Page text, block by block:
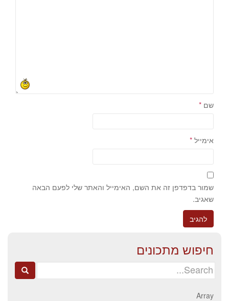
שם *
אימייל *
שמור בדפדפן זה את השם, האימייל והאתר שלי לפעם הבאה
שאגיב.
חיפוש מתכונים
Search
Array